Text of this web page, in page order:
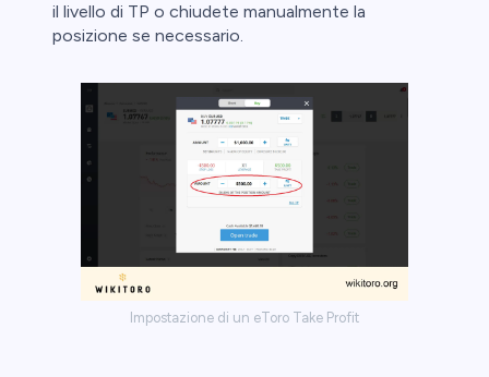
il livello di TP o chiudete manualmente la
posizione se necessario.
Impostazione di un eToro Take Profit